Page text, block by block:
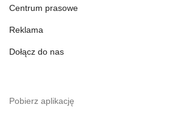
Centrum prasowe
Reklama
Dołącz do nas
Pobierz aplikację